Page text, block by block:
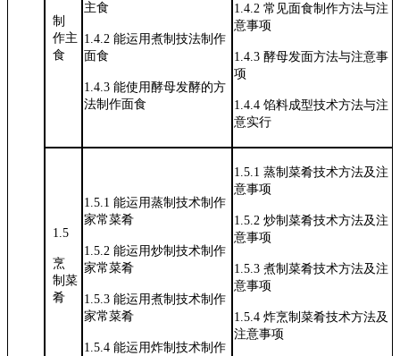
制
作主
食
主食
1.4.2能运用煮制技法制作
面食
1.4.3能使用酵母发酵的方
法制作面食
1.4.2常见面食制作方法与注
意事项
1.4.3酵母发面方法与注意事
项
1.4.4馅料成型技术方法与注
意实行
1.5
烹
制菜
肴
1.5.1能运用蒸制技术制作
家常菜肴
1.5.2能运用炒制技术制作
家常菜肴
1.5.3能运用煮制技术制作
家常菜肴
1.5.4能运用炸制技术制作
1.5.1蒸制菜肴技术方法及注
意事项
1.5.2炒制菜肴技术方法及注
意事项
1.5.3煮制菜肴技术方法及注
意事项
1.5.4炸烹制菜肴技术方法及
注意事项